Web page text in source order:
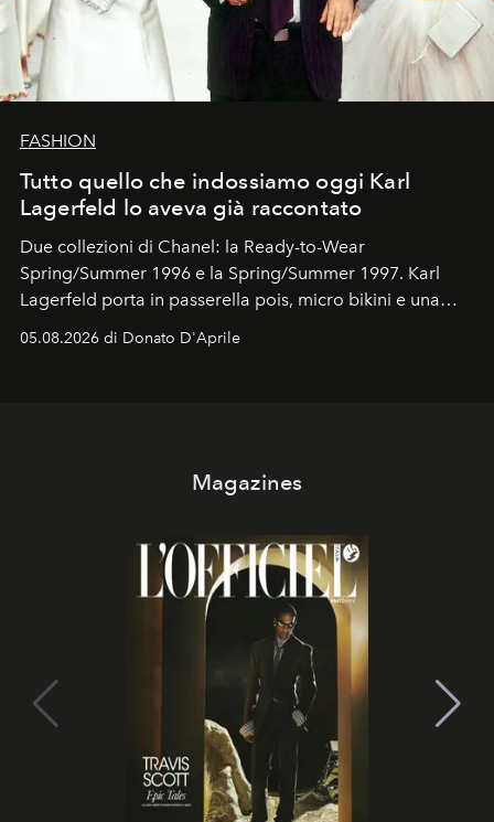
FASHION
Tutto quello che indossiamo oggi Karl
Lagerfeld lo aveva già raccontato
Due collezioni di Chanel: la Ready-to-Wear
Spring/Summer 1996 e la Spring/Summer 1997. Karl
Lagerfeld porta in passerella pois, micro bikini e una
Kate, Claudia e Carla una dietro l'altra. Trent'anni dopo,
05.08.2026 di Donato D'Aprile
Magazines